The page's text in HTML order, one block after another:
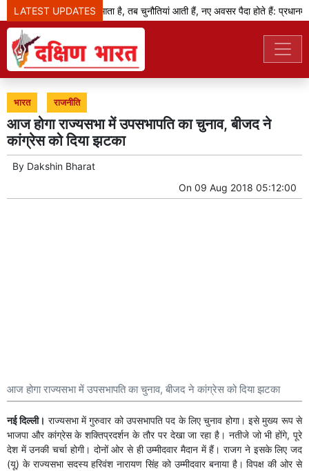
LATEST UPDATES
जब बदलाव का दौर आता है, तब चुनौतियां आती हैं, नए अवसर पैदा होते हैं: प्रधानमंत्री
भारत राजनीति
आज होगा राज्यसभा में उपसभापति का चुनाव, बीजद ने
कांग्रेस को दिया झटका
By Dakshin Bharat
On 09 Aug 2018 05:12:00
आज होगा राज्यसभा में उपसभापति का चुनाव, बीजद ने कांग्रेस को दिया झटका
नई दिल्ली। राज्यसभा में गुरुवार को उपसभापति पद के लिए चुनाव होगा। इसे मुख्य रूप से
भाजपा और कांग्रेस के ​शक्तिप्रदर्शन के तौर पर देखा जा रहा है। नतीजे जो भी होंगे, पूरे
देश में उनकी चर्चा होगी। दोनों ओर से ही उम्मीदवार मैदान में हैं। राजग ने इसके लिए जद
(यू) के राज्यसभा सदस्य हरिवंश नारायण सिंह को उम्मीदवार बनाया है। विपक्ष की ओर से